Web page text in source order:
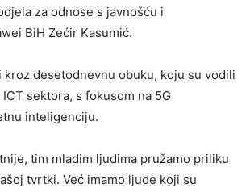
za odnose s javnošću i
BiH Zećir Kasumić.
desetodnevnu obuku, koju su vodili
sektora, s fokusom na 5G
inteligenciju.
tim mladim ljudima pružamo priliku
tvrtki. Već imamo ljude koji su